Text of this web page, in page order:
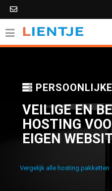
VEILIGE EN
HOSTING
EIGEN
Vergelijk alle hosting pakketten